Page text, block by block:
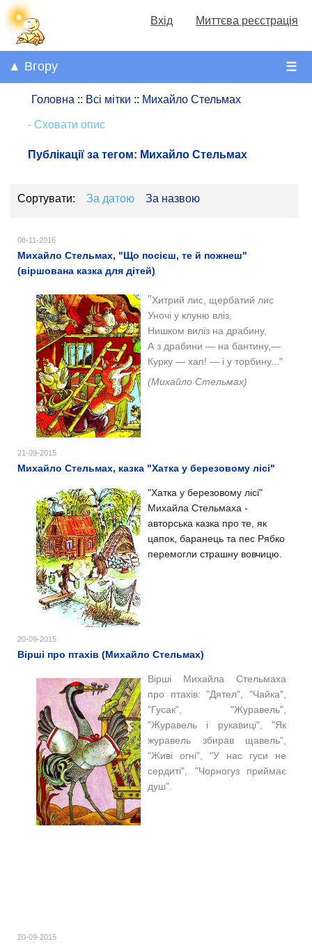
Вхід Миттєва реєстрація
☰
▲ Вгору
Головна :: Всі мітки :: Михайло Стельмах
- Сховати опис
Публікації за тегом: Михайло Стельмах
Сортувати: За датою За назвою
08-11-2016
Михайло Стельмах, "Що посієш, те й пожнеш"
(віршована казка для дітей)
"Хитрий лис, щербатий лис
Уночі у клуню вліз,
Нишком виліз на драбину,
А з драбини — на бантину,—
Курку — хап! — і у торбину..."
(Михайло Стельмах)
21-09-2015
Михайло Стельмах, казка "Хатка у березовому лісі"
"Хатка у березовому лісі"
Михайла Стельмаха -
авторська казка про те, як
цапок, баранець та пес Рябко
перемогли страшну вовчицю.
20-09-2015
Вірші про птахів (Михайло Стельмах)
Вірші Михайла Стельмаха
про птахів:"Дятел","Чайка",
"Гусак", "Журавель",
"Журавель і рукавиці", "Як
журавель збирав щавель",
"Живі огні", "У нас гуси не
сердиті", "Чорногуз приймає
душ".
20-09-2015